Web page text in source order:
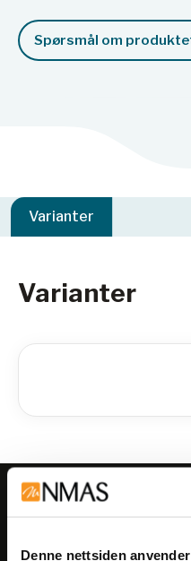
Denne nettsiden
Spørsmål om
Varianter
Varianter
Meld deg på vårt